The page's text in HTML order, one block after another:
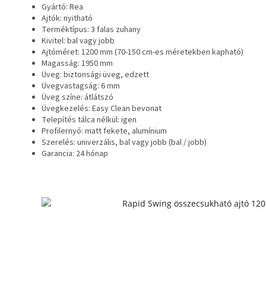
Gyártó: Rea
Ajtók: nyitható
Terméktípus: 3 falas zuhany
Kivitel: bal vagy jobb
Ajtóméret: 1200 mm (70-150 cm-es méretekben kapható)
Magasság: 1950 mm
Üveg: biztonsági üveg, edzett
Üvegvastagság: 6 mm
Üveg színe: átlátszó
Üvegkezelés: Easy Clean bevonat
Telepítés tálca nélkül: igen
Profilernyő: matt fekete, alumínium
Szerelés: univerzális, bal vagy jobb (bal / jobb)
Garancia: 24 hónap